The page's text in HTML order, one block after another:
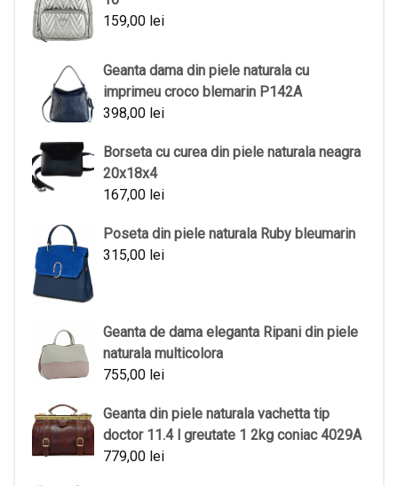
159,00 lei
Geanta dama din piele naturala cu
imprimeu croco blemarin P142A
398,00 lei
Borseta cu curea din piele naturala neagra
20x18x4
167,00 lei
Poseta din piele naturala Ruby bleumarin
315,00 lei
Geanta de dama eleganta Ripani din piele
naturala multicolora
755,00 lei
Geanta din piele naturala vachetta tip
doctor 11.4 l greutate 1 2kg coniac 4029A
779,00 lei